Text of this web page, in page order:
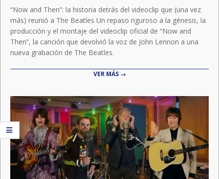
17
“Now and Then”: la historia detrás del videoclip que (una vez
más) reunió a The Beatles Un repaso riguroso a la génesis, la
producción y el montaje del videoclip oficial de “Now and
Then”, la canción que devolvió la voz de John Lennon a una
nueva grabación de The Beatles.
VER MÁS →